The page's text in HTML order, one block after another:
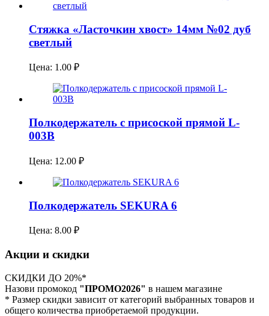
Стяжка «Ласточкин хвост» 14мм №02 дуб
светлый
Цена: 1.00 ₽
Полкодержатель с присоской прямой L-
003B
Цена: 12.00 ₽
Полкодержатель SEKURA 6
Цена: 8.00 ₽
Акции и скидки
СКИДКИ ДО 20%*
Назови промокод "ПРОМО2026" в нашем магазине
* Размер скидки зависит от категорий выбранных товаров и
общего количества приобретаемой продукции.